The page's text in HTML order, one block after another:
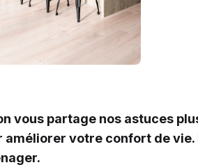
vous partage nos astuces
améliorer votre confort de vie.